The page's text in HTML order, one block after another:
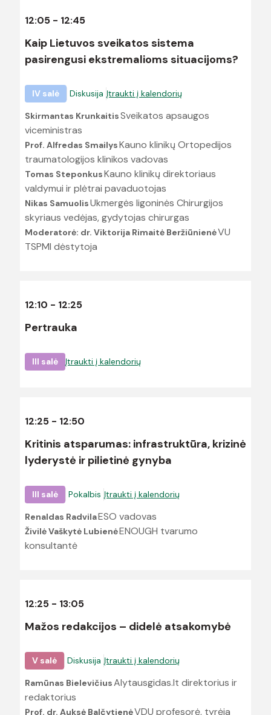
12:05 - 12:45
Kaip Lietuvos sveikatos sistema
pasirengusi ekstremalioms situacijoms?
IV salė Diskusija Įtraukti į kalendorių
Skirmantas KrunkaitisSveikatos apsaugos
viceministras
Prof. Alfredas SmailysKauno klinikų Ortopedijos
traumatologijos klinikos vadovas
Tomas SteponkusKauno klinikų direktoriaus
valdymui ir plėtrai pavaduotojas
Nikas SamuolisUkmergės ligoninės Chirurgijos
skyriaus vedėjas, gydytojas chirurgas
Moderatorė: dr. Viktorija Rimaitė BeržiūnienėVU
TSPMI dėstytoja
12:10 - 12:25
Pertrauka
III salė Įtraukti į kalendorių
12:25 - 12:50
Kritinis atsparumas: infrastruktūra, krizinė
lyderystė ir pilietinė gynyba
III salė Pokalbis Įtraukti į kalendorių
Renaldas RadvilaESO vadovas
Živilė Vaškytė LubienėENOUGH tvarumo
konsultantė
12:25 - 13:05
Mažos redakcijos – didelė atsakomybė
V salė Diskusija Įtraukti į kalendorių
Ramūnas BielevičiusAlytausgidas.lt direktorius ir
redaktorius
Prof. dr. Auksė BalčytienėVDU profesorė, tyrėja